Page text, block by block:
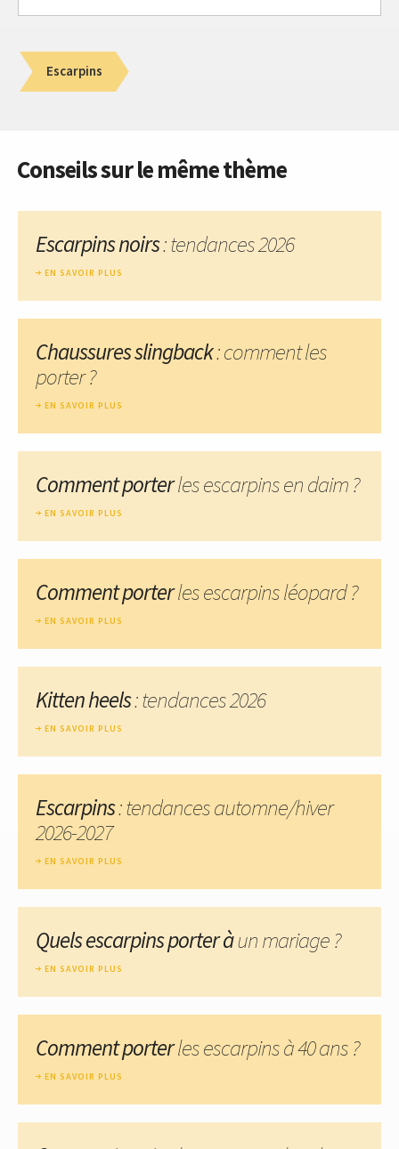
Escarpins
Conseils sur le même thème
Escarpins noirs: tendances 2026
EN SAVOIR PLUS
Chaussures slingback: comment les
porter ?
EN SAVOIR PLUS
Comment porterles escarpins en daim ?
EN SAVOIR PLUS
Comment porterles escarpins léopard ?
EN SAVOIR PLUS
Kitten heels: tendances 2026
EN SAVOIR PLUS
Escarpins: tendances automne/hiver
2026-2027
EN SAVOIR PLUS
Quels escarpins porter àun mariage ?
EN SAVOIR PLUS
Comment porterles escarpins à 40 ans ?
EN SAVOIR PLUS